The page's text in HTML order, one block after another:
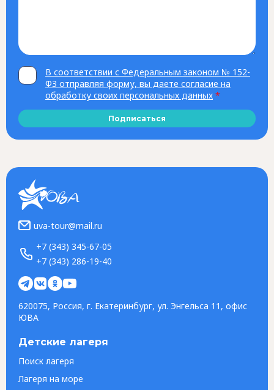
В соответствии с Федеральным законом № 152-
ФЗ отправляя форму, вы даете согласие на
обработку своих персональных данных *
Подписаться
uva-tour@mail.ru
+7 (343) 345-67-05
+7 (343) 286-19-40
620075, Россия, г. Екатеринбург, ул. Энгельса 11, офис
ЮВА
Детские лагеря
Поиск лагеря
Лагеря на море